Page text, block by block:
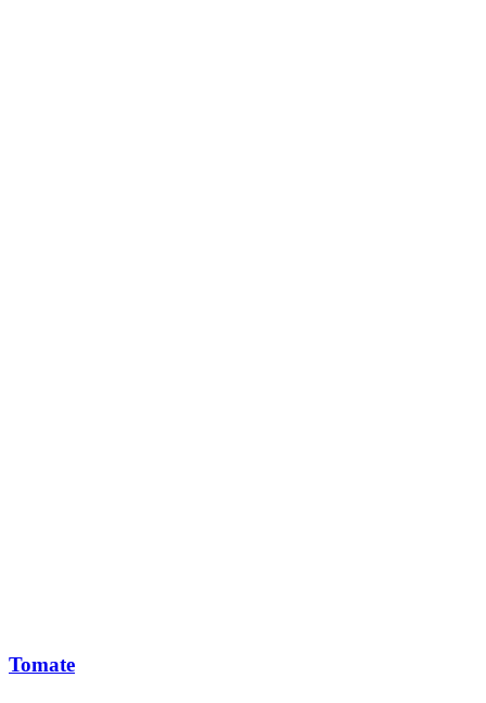
Tomate